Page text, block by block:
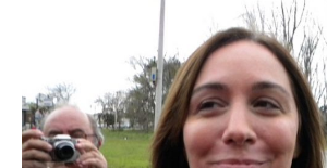
EL LADO «G»